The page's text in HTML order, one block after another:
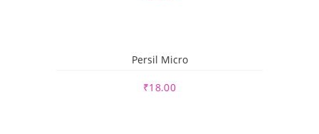
Persil Micro
₹18.00